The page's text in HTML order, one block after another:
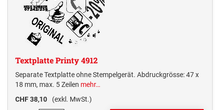
Textplatte Printy 4912
Separate Textplatte ohne Stempelgerät. Abdruckgrösse: 47 x
18 mm, max. 5 Zeilen mehr…
CHF 38,10
(exkl. MwSt.)